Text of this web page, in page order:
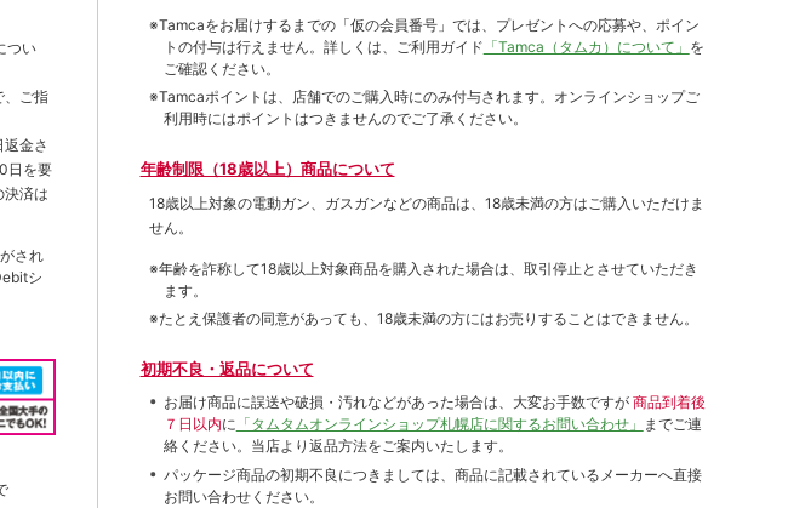
つい
、ご指
金さ
日を要
決済は
され
シ
※Tamcaをお届けするまでの「仮の会員番号」では、プレゼントへの応募や、ポイン
トの付与は⾏えません。詳しくは、ご利⽤ガイド 「Tamca（タムカ）について」 を
ご確認ください。
※Tamcaポイントは、店舗でのご購⼊時にのみ付与されます。オンラインショップご
利用時にはポイントはつきませんのでご了承ください。
年齢制限（18歳以上）商品について
18歳以上対象の電動ガン、ガスガンなどの商品は、18歳未満の方はご購入いただけま
せん。
※年齢を詐称して18歳以上対象商品を購入された場合は、取引停止とさせていただき
ます。
※たとえ保護者の同意があっても、18歳未満の方にはお売りすることはできません。
初期不良・返品について
お届け商品に誤送や破損・汚れなどがあった場合は、大変お手数ですが 商品到着後
７日以内に 「タムタムオンラインショップ札幌店に関するお問い合わせ」 までご連
絡ください。当店より返品方法をご案内いたします。
パッケージ商品の初期不良につきましては、商品に記載されているメーカーへ直接
お問い合わせください。